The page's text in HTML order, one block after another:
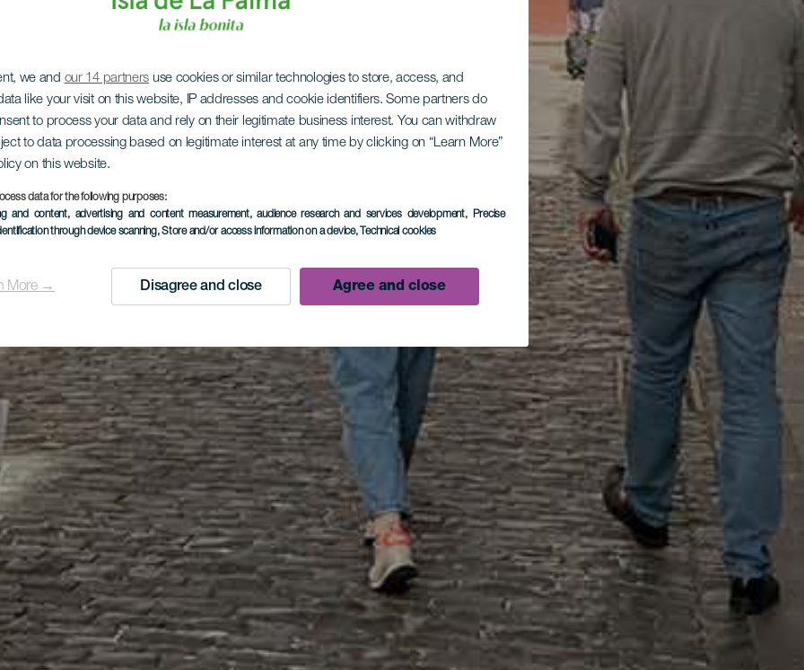
we and our 14 partners use cookies or similar technologies to store, access, and
like your visit on this website, IP addresses and cookie identifiers. Some partners do
to process your data and rely on their legitimate business interest. You can withdraw
to data processing based on legitimate interest at any time by clicking on “Learn More”
on this website.
data for the following purposes:
and content, advertising and content measurement, audience research and services development, Precise
through device scanning, Store and/or access information on a device, Technical cookies
More → Disagree and close Agree and close